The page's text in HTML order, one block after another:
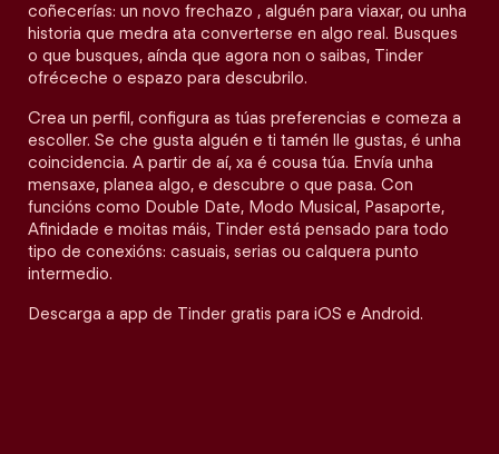
coñecerías: un novo frechazo , alguén para viaxar, ou unha
historia que medra ata converterse en algo real. Busques
o que busques, aínda que agora non o saibas, Tinder
ofréceche o espazo para descubrilo.
Crea un perfil, configura as túas preferencias e comeza a
escoller. Se che gusta alguén e ti tamén lle gustas, é unha
coincidencia. A partir de aí, xa é cousa túa. Envía unha
mensaxe, planea algo, e descubre o que pasa. Con
funcións como Double Date, Modo Musical, Pasaporte,
Afinidade e moitas máis, Tinder está pensado para todo
tipo de conexións: casuais, serias ou calquera punto
intermedio.
Descarga a app de Tinder gratis para iOS e Android.